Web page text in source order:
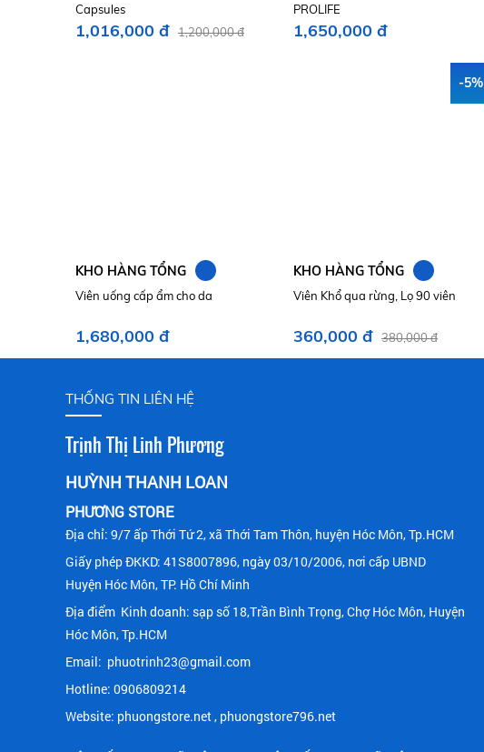
Capsules
1,016,000 đ 1,200,000 đ
PROLIFE
1,650,000 đ
KHO HÀNG TỔNG
Viên uống cấp ẩm cho da
1,680,000 đ
-5%
KHO HÀNG TỔNG
Viên Khổ qua rừng, Lọ 90 viên
360,000 đ 380,000 đ
THỐNG TIN LIÊN HỆ
Trịnh Thị Linh Phương
HUỲNH THANH LOAN
PHƯƠNG STORE
Địa chỉ: 9/7 ấp Thới Tứ 2, xã Thới Tam Thôn, huyện Hóc Môn, Tp.HCM
Giấy phép ĐKKD: 41S8007896, ngày 03/10/2006, nơi cấp UBND
Huyện Hóc Môn, TP. Hồ Chí Minh
Địa điểm Kinh doanh: sạp số 18,Trần Bình Trọng, Chợ Hóc Môn, Huyện
Hóc Môn, Tp.HCM
Email: phuotrinh23@gmail.com
Hotline: 0906809214
Website: phuongstore.net , phuongstore796.net